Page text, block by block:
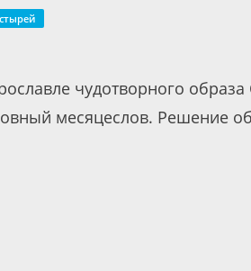
чудотворного
месяцеслов. Решение